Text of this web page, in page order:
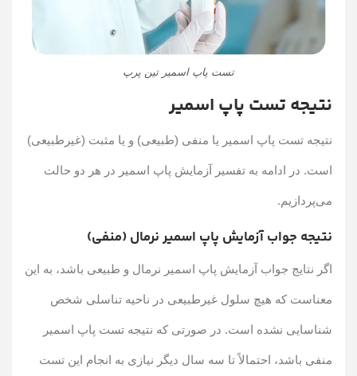
تست پاپ اسمیر تین پرپ
نتیجه تست پاپ اسمیر
نتیجه تست پاپ اسمیر یا منفی (طبیعی) و یا مثبت (غیرطبیعی)
است. در ادامه به تفسیر آزمایش پاپ اسمیر در هر دو حالت
می‌پردازیم.
نتیجه جواب آزمایش پاپ اسمیر نرمال (منفی)
اگر نتایج جواب آزمایش پاپ اسمیر نرمال و طبیعی باشد، به این
معناست که هیچ سلول غیرطبیعی در ناحیه تناسلی شخص
شناسایی نشده است. در صورتی که نتیجه تست پاپ اسمیر
منفی باشد، احتمالاً تا سه سال دیگر نیازی به انجام این تست